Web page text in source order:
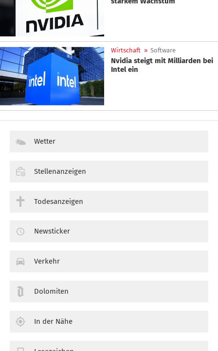
Wirtschaft » Software
Nvidia steigt mit Milliarden bei
Intel ein
Wetter
Stellenanzeigen
Todesanzeigen
Newsticker
Verkehr
Dolomiten
In der Nähe